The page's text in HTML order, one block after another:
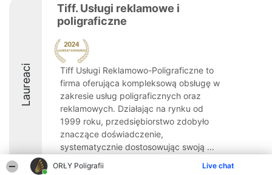
ORŁY Poligrafii Live chat
Laureaci
Tiff. Usługi reklamowe i
poligraficzne
Tiff Usługi Reklamowo-Poligraficzne to
firma oferująca kompleksową obsługę w
zakresie usług poligraficznych oraz
reklamowych. Działając na rynku od
1999 roku, przedsiębiorstwo zdobyło
znaczące doświadczenie,
systematycznie dostosowując swoją ...